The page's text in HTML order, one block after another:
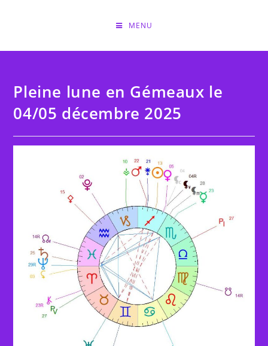
MENU
Pleine lune en Gémeaux le
04/05 décembre 2025